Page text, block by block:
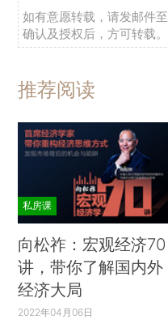
如有意愿转载，请发邮件至
确认及授权后，方可转载。
推荐阅读
私房课
向松祚：宏观经济70
讲，带你了解国内外
经济大局
2022年04月06日